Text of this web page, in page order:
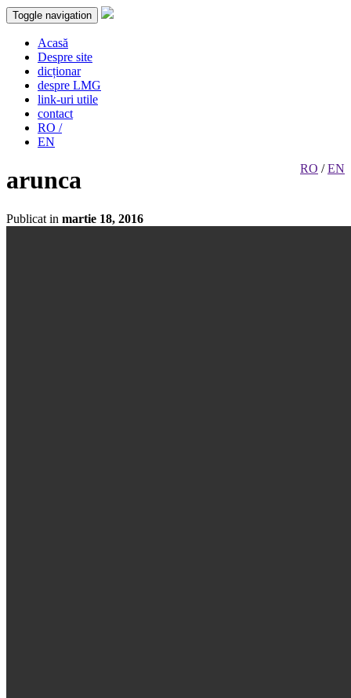
Toggle navigation
Acasă
Despre site
dicționar
despre LMG
link-uri utile
contact
RO /
EN
RO /EN
arunca
Publicat in martie 18, 2016